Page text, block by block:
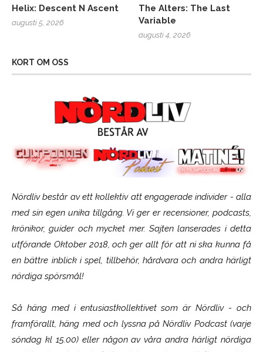
Helix: Descent N Ascent
augusti 5, 2026
The Alters: The Last
Variable
augusti 4, 2026
KORT OM OSS
Nördliv består av ett kollektiv att engagerade individer - alla
med sin egen unika tillgång. Vi ger er recensioner, podcasts,
krönikor, guider och mycket mer. Sajten lanserades i detta
utförande Oktober 2018, och ger allt för att ni ska kunna få
en bättre inblick i spel, tillbehör, hårdvara och andra härligt
nördiga spörsmål!
Så häng med i entusiastkollektivet som ärNördliv- och
framförallt, häng med och lyssna på Nördliv Podcast (varje
söndag kl 15.00) eller någon av våra andra härligt nördiga